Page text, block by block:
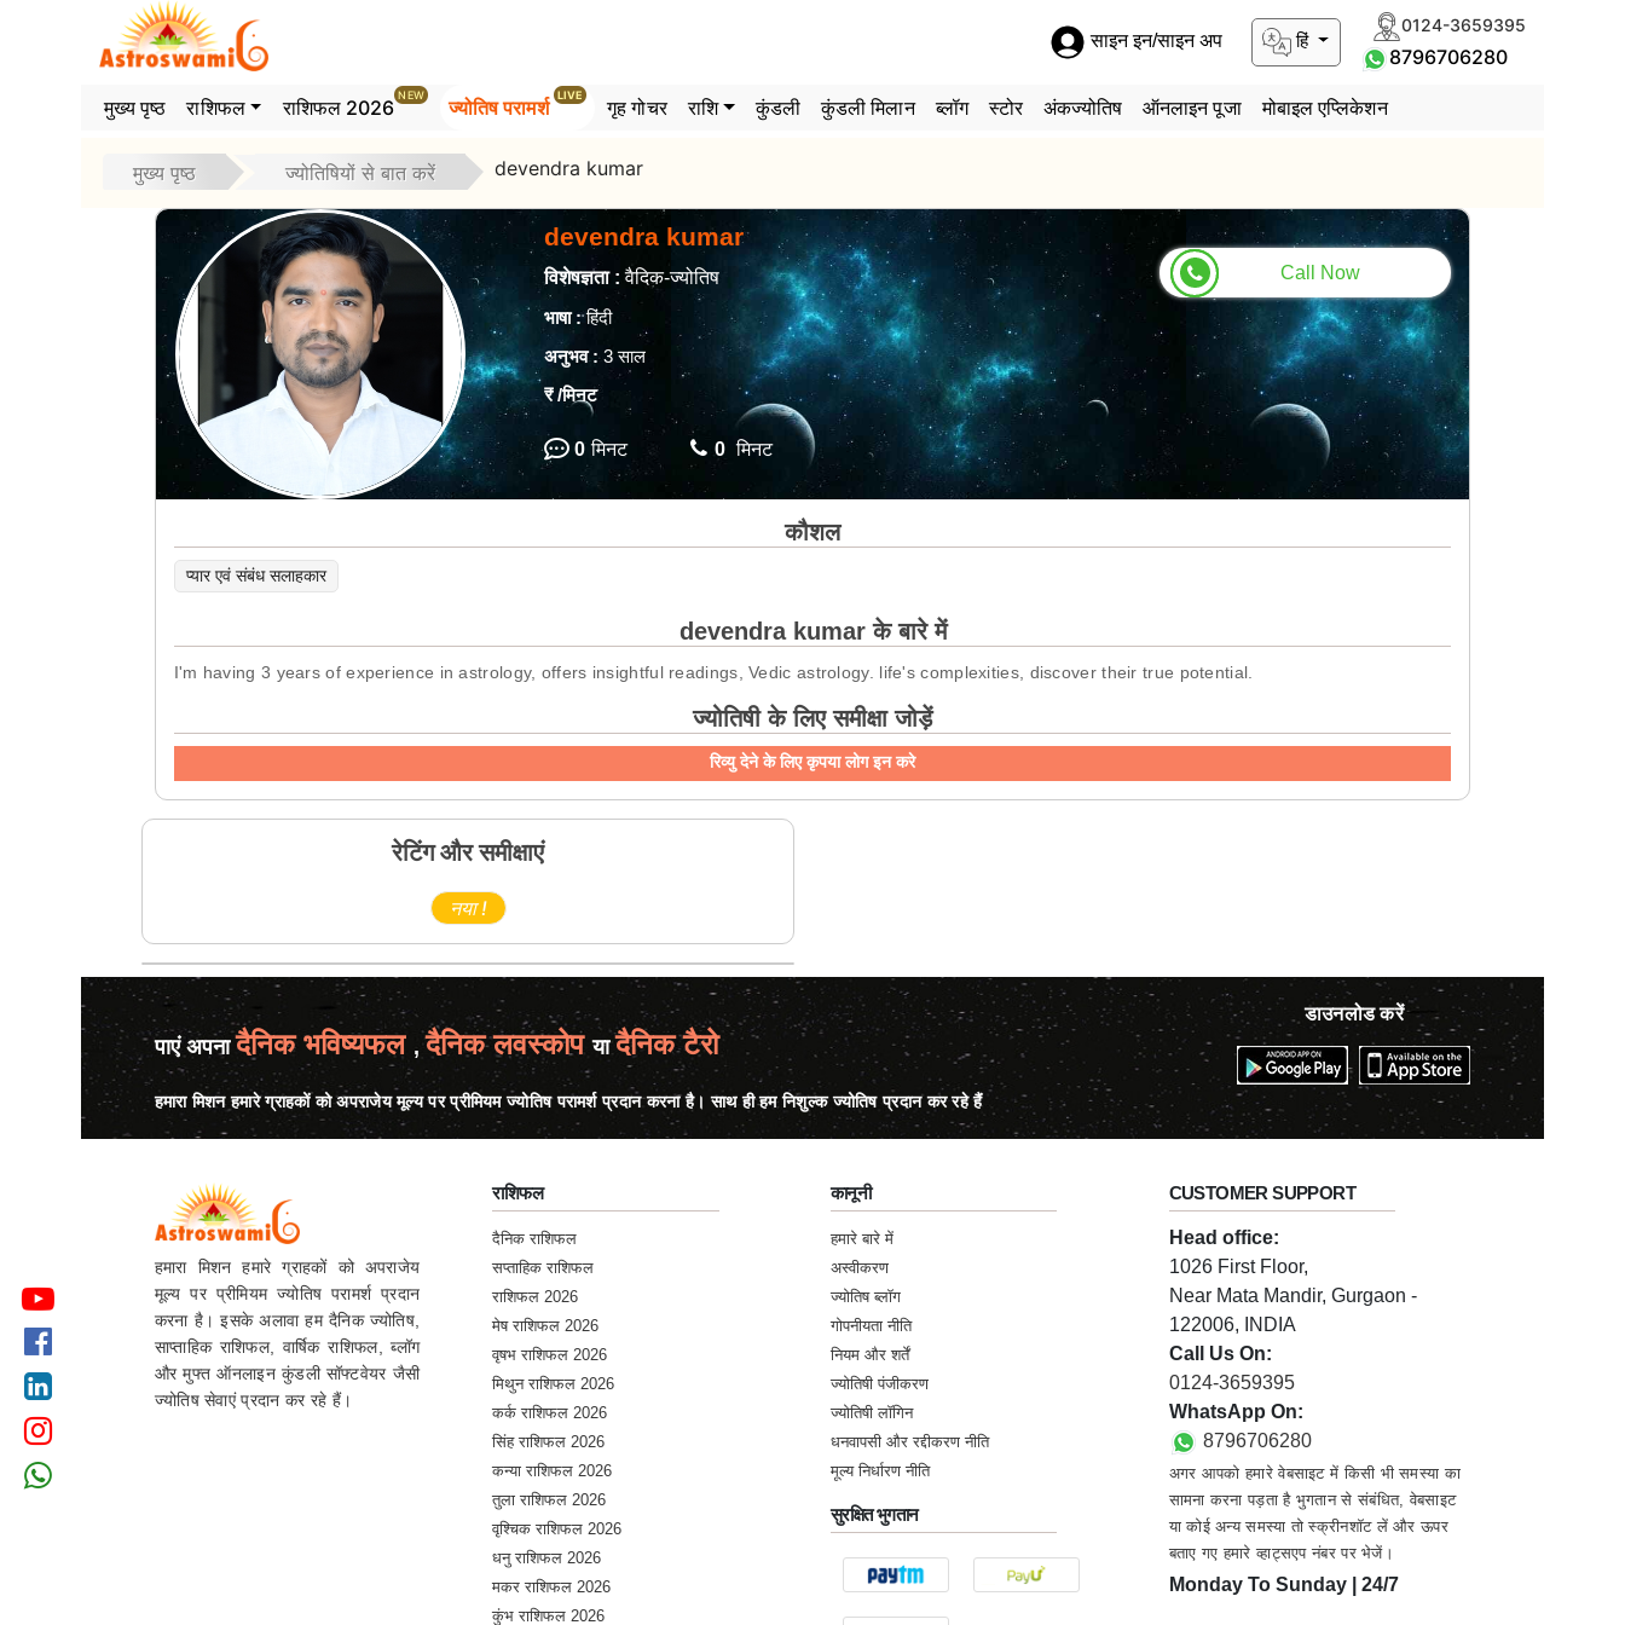
0124-3659395
8796706280
हिं
साइन इन/साइन अप
मुख्य पृष्ठ राशिफल राशिफल 2026
NEW
ज्योतिष परामर्श
LIVE
गृह गोचर राशि कुंडली कुंडली मिलान ब्लॉग स्टोर अंकज्योतिष ऑनलाइन पूजा मोबाइल एप्लिकेशन
मुख्य पृष्ठ ज्योतिषियों से बात करें devendra kumar
devendra kumar
विशेषज्ञता : वैदिक-ज्योतिष
भाषा :हिंदी
अनुभव :3 साल
₹/मिनट
0 मिनट 0 मिनट
Call Now
कौशल
प्यार एवं संबंध सलाहकार
devendra kumar के बारे में
I'm having 3 years of experience in astrology, offers insightful readings, Vedic astrology. life's complexities, discover their true potential.
ज्योतिषी के लिए समीक्षा जोड़ें
रिव्यु देने के लिए कृपया लोग इन करे
रेटिंग और समीक्षाएं
नया !
पाएं अपनादैनिक भविष्यफल ,दैनिक लवस्कोपयादैनिक टैरो
हमारा मिशन हमारे ग्राहकों को अपराजेय मूल्य पर प्रीमियम ज्योतिष परामर्श प्रदान करना है। साथ ही हम निशुल्क ज्योतिष प्रदान कर रहे हैं
डाउनलोड करें
हमारा मिशन हमारे ग्राहकों को अपराजेय
मूल्य पर प्रीमियम ज्योतिष परामर्श प्रदान
करना है। इसके अलावा हम दैनिक ज्योतिष,
साप्ताहिक राशिफल, वार्षिक राशिफल, ब्लॉग
और मुफ्त ऑनलाइन कुंडली सॉफ्टवेयर जैसी
ज्योतिष सेवाएं प्रदान कर रहे हैं।
राशिफल
दैनिक राशिफल
सप्ताहिक राशिफल
राशिफल 2026
मेष राशिफल 2026
वृषभ राशिफल 2026
मिथुन राशिफल 2026
कर्क राशिफल 2026
सिंह राशिफल 2026
कन्या राशिफल 2026
तुला राशिफल 2026
वृश्चिक राशिफल 2026
धनु राशिफल 2026
मकर राशिफल 2026
कुंभ राशिफल 2026
कानूनी
हमारे बारे में
अस्वीकरण
ज्योतिष ब्लॉग
गोपनीयता नीति
नियम और शर्तें
ज्योतिषी पंजीकरण
ज्योतिषी लॉगिन
धनवापसी और रद्दीकरण नीति
मूल्य निर्धारण नीति
सुरक्षित भुगतान
CUSTOMER SUPPORT
Head office:
1026 First Floor,
Near Mata Mandir, Gurgaon -
122006, INDIA
Call Us On:
0124-3659395
WhatsApp On:
8796706280
अगर आपको हमारे वेबसाइट में किसी भी समस्या का
सामना करना पड़ता है भुगतान से संबंधित, वेबसाइट
या कोई अन्य समस्या तो स्क्रीनशॉट लें और ऊपर
बताए गए हमारे व्हाट्सएप नंबर पर भेजें।
Monday To Sunday | 24/7